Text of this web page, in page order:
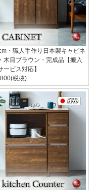
・職人手作り日本製キャビネ
木目ブラウン・完成品【搬入
ービス対応】
税抜)